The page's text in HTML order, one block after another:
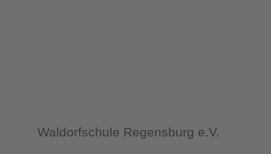
Waldorfschule Regensburg e.V.